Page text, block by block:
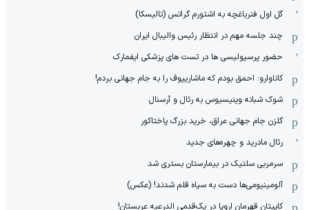
گل اول فنرباغچه به اشتورم گراتس (تالیسکا)
چند جلسه مهم در انتظار رئیس والیبال ایران
حضور پرسپولیسی ها در تست های پزشکی ایفمارک
کاناوارو: احمق بودم که ماشاریپوف را به جام جهانی بردم!
شوک شبانه وینیسیوس به رئال و آرسنال
گلزن جام جهانی عراق، خرید بزرگ پاختاکور
رئال مادرید و چهره‌های جدید
سرمربی سلتیک در بیمارستان بستری شد
آلومینیومی‌ها دست به سیاه قلم شدند! (عکس)
کاپیتان قهرمان اروپا در یک‌قدمی الدرعیه عربستان!